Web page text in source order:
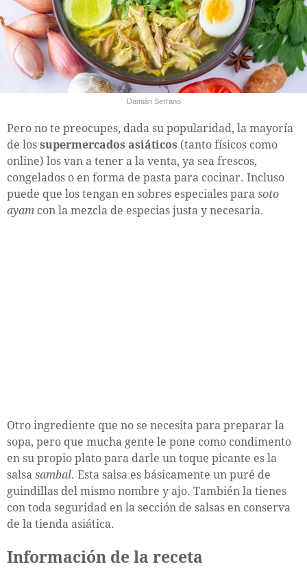
Damián Serrano
Pero no te preocupes, dada su popularidad, la mayoría
de los supermercados asiáticos (tanto físicos como
online) los van a tener a la venta, ya sea frescos,
congelados o en forma de pasta para cocinar. Incluso
puede que los tengan en sobres especiales para soto
ayam con la mezcla de especias justa y necesaria.
Otro ingrediente que no se necesita para preparar la
sopa, pero que mucha gente le pone como condimento
en su propio plato para darle un toque picante es la
salsa sambal. Esta salsa es básicamente un puré de
guindillas del mismo nombre y ajo. También la tienes
con toda seguridad en la sección de salsas en conserva
de la tienda asiática.
Información de la receta